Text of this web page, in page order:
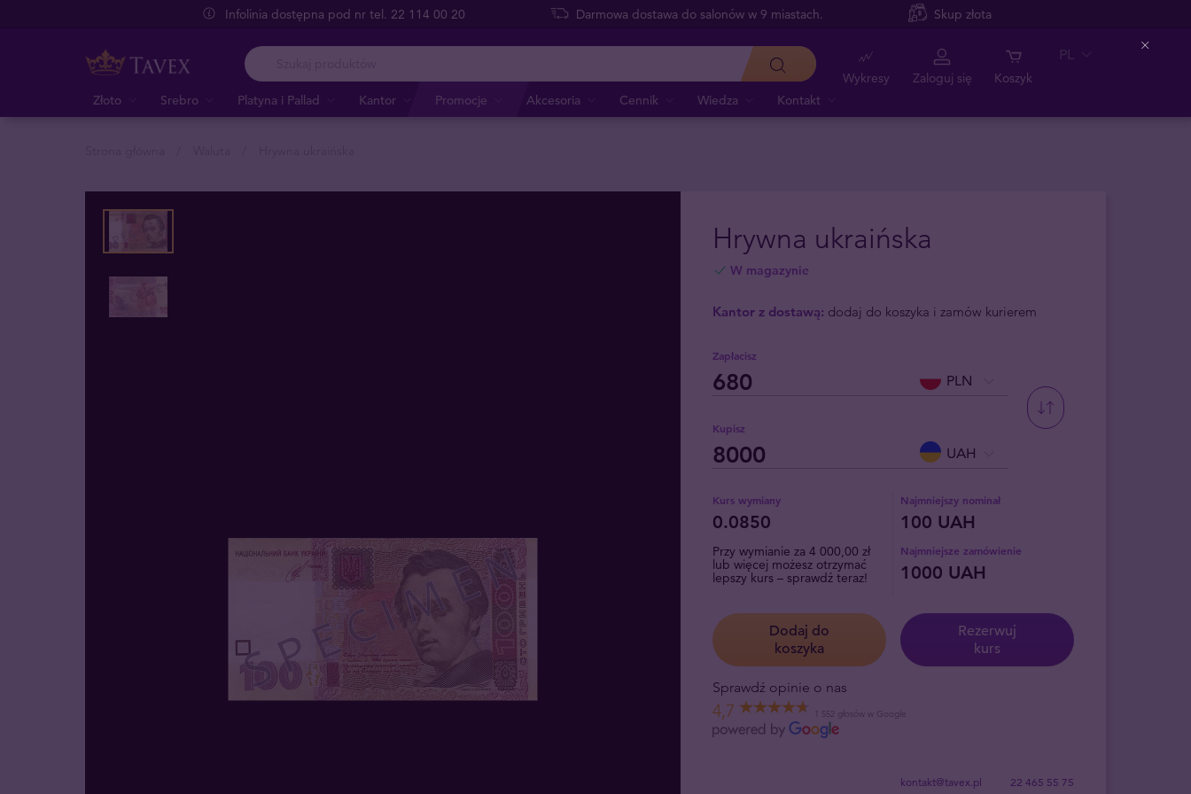
Infolinia dostępna pod nr tel. 22 114 00 20 Darmowa dostawa do salonów w 9 miastach. Skup złota
Złoto Srebro Platyna i Pallad Kantor Promocje Akcesoria Cennik Wiedza Kontakt
Wykresy Zaloguj się Koszyk
PL
Hrywna ukraińska
W magazynie
Kantor z dostawą: dodaj do koszyka i zamów kurierem
Zapłacisz
PLN
Kupisz
UAH
Kurs wymiany
0.0850
Najmniejszy nominał
100 UAH
Przy wymianie za 4 000,00 zł
lub więcej możesz otrzymać
lepszy kurs – sprawdź teraz!
Najmniejsze zamówienie
1000 UAH
Dodaj do
koszyka
Rezerwuj
kurs
Sprawdź opinie o nas
4,7 1 552 głosów w Google
kontakt@tavex.pl 22 465 55 75
Close